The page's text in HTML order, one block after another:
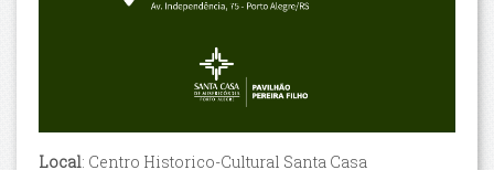
Local: Centro Historico-Cultural Santa Casa